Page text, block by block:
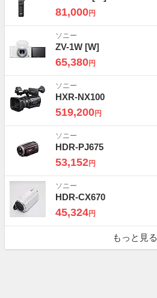
81,000円
ソニー
ZV-1W [W]
65,380円
ソニー
HXR-NX100
519,200円
ソニー
HDR-PJ675
53,152円
ソニー
HDR-CX670
45,324円
もっと見る